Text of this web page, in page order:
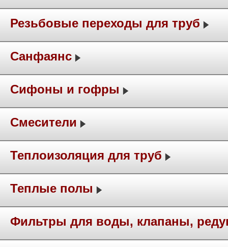
Резьбовые переходы для труб
Санфаянс
Сифоны и гофры
Смесители
Теплоизоляция для труб
Теплые полы
Фильтры для воды, клапаны,